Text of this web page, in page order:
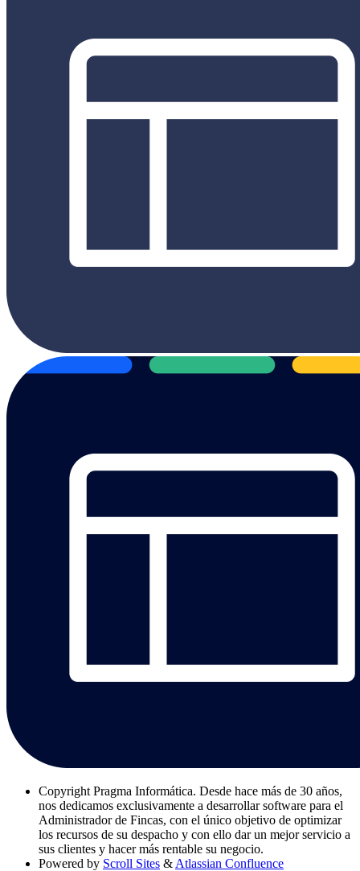
Copyright Pragma Informática. Desde hace más de 30 años,
nos dedicamos exclusivamente a desarrollar software para el
Administrador de Fincas, con el único objetivo de optimizar
los recursos de su despacho y con ello dar un mejor servicio a
sus clientes y hacer más rentable su negocio.
Powered by Scroll Sites & Atlassian Confluence